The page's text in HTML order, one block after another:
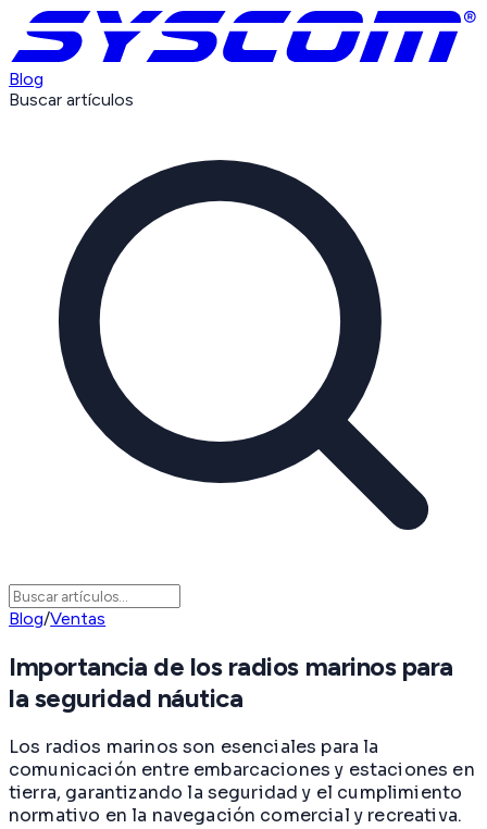
Blog
Buscar artículos
Blog/Ventas
Importancia de los radios marinos para
la seguridad náutica
Los radios marinos son esenciales para la
comunicación entre embarcaciones y estaciones en
tierra, garantizando la seguridad y el cumplimiento
normativo en la navegación comercial y recreativa.